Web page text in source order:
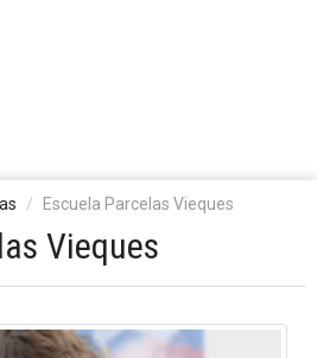
Escuela Parcelas Vieques
Vieques